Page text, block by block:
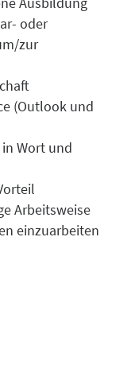
oder
zur
(Outlook und
Wort und
Arbeitsweise
einzuarbeiten